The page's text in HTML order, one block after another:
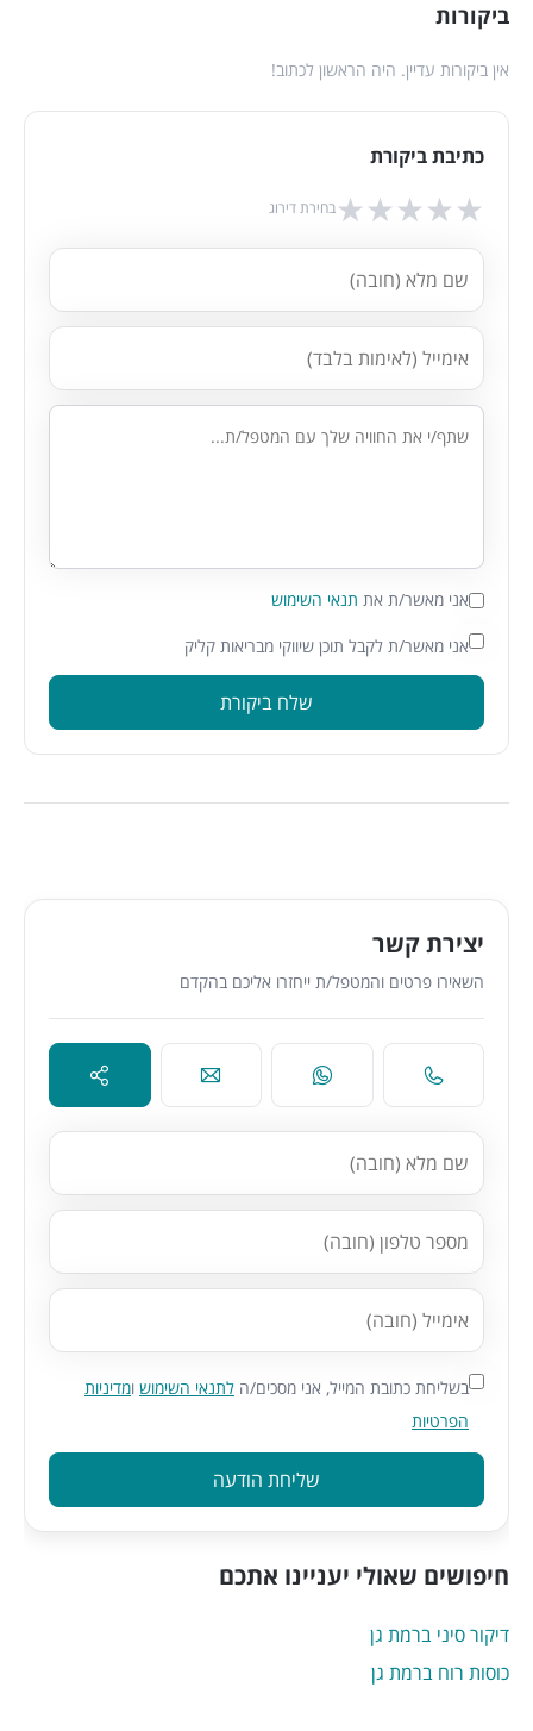
ביקורות
אין ביקורות עדיין. היה הראשון לכתוב!
כתיבת ביקורת
★★★★★ בחירת דירוג
אני מאשר/ת את תנאי השימוש
אני מאשר/ת לקבל תוכן שיווקי מבריאות קליק
שלח ביקורת
יצירת קשר
השאירו פרטים והמטפל/ת ייחזרו אליכם בהקדם
בשליחת כתובת המייל, אני מסכים/ה לתנאי השימוש ומדיניות
הפרטיות
שליחת הודעה
חיפושים שאולי יעניינו אתכם
דיקור סיני ברמת גן
כוסות רוח ברמת גן